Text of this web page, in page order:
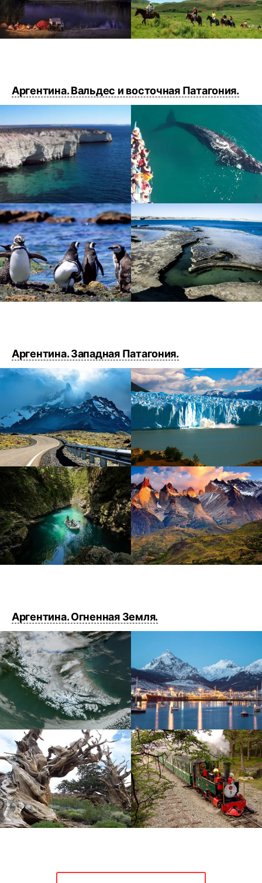
Аргентина. Вальдес и восточная Патагония.
Аргентина. Западная Патагония.
Аргентина. Огненная Земля.